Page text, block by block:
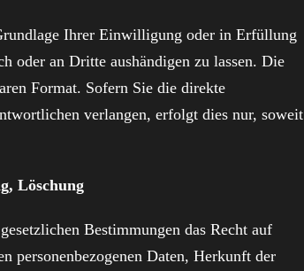
Ihrer Einwilligung oder in Erfüllung
oder an Dritte aushändigen zu lassen. Die
Format. Sofern Sie die direkte
verlangen, erfolgt dies nur, soweit
Löschung
Bestimmungen das Recht auf
personenbezogenen Daten, Herkunft der